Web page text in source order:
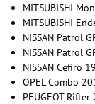
MITSUBISHI
MITSUBISHI
NISSAN Patrol
NISSAN Patrol
NISSAN Cefiro
OPEL Combo
PEUGEOT